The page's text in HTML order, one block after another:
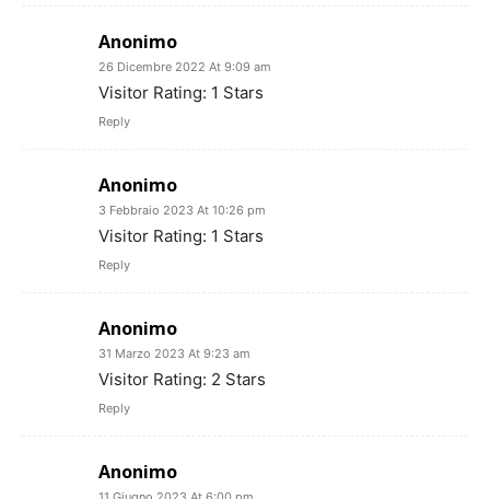
Anonimo
26 Dicembre 2022 At 9:09 am
Visitor Rating: 1 Stars
Reply
Anonimo
3 Febbraio 2023 At 10:26 pm
Visitor Rating: 1 Stars
Reply
Anonimo
31 Marzo 2023 At 9:23 am
Visitor Rating: 2 Stars
Reply
Anonimo